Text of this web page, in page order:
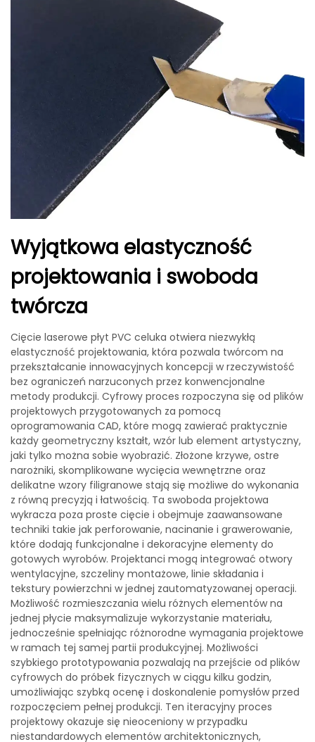
Wyjątkowa elastyczność
projektowania i swoboda
twórcza
Cięcie laserowe płyt PVC celuka otwiera niezwykłą
elastyczność projektowania, która pozwala twórcom na
przekształcanie innowacyjnych koncepcji w rzeczywistość
bez ograniczeń narzuconych przez konwencjonalne
metody produkcji. Cyfrowy proces rozpoczyna się od plików
projektowych przygotowanych za pomocą
oprogramowania CAD, które mogą zawierać praktycznie
każdy geometryczny kształt, wzór lub element artystyczny,
jaki tylko można sobie wyobrazić. Złożone krzywe, ostre
narożniki, skomplikowane wycięcia wewnętrzne oraz
delikatne wzory filigranowe stają się możliwe do wykonania
z równą precyzją i łatwością. Ta swoboda projektowa
wykracza poza proste cięcie i obejmuje zaawansowane
techniki takie jak perforowanie, nacinanie i grawerowanie,
które dodają funkcjonalne i dekoracyjne elementy do
gotowych wyrobów. Projektanci mogą integrować otwory
wentylacyjne, szczeliny montażowe, linie składania i
tekstury powierzchni w jednej zautomatyzowanej operacji.
Możliwość rozmieszczania wielu różnych elementów na
jednej płycie maksymalizuje wykorzystanie materiału,
jednocześnie spełniając różnorodne wymagania projektowe
w ramach tej samej partii produkcyjnej. Możliwości
szybkiego prototypowania pozwalają na przejście od plików
cyfrowych do próbek fizycznych w ciągu kilku godzin,
umożliwiając szybką ocenę i doskonalenie pomysłów przed
rozpoczęciem pełnej produkcji. Ten iteracyjny proces
projektowy okazuje się nieoceniony w przypadku
niestandardowych elementów architektonicznych,